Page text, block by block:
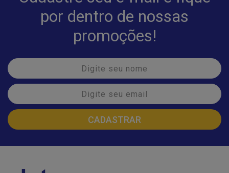
por dentro de nossas
promoções!